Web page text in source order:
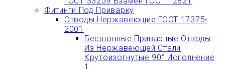
Фитинги Под Приварку
Отводы Нержавеющие ГОСТ 17375-
2001
Бесшовные Приварные Отводы
Из Нержавеющей Стали
Крутоизогнутые 90° Исполнение
1